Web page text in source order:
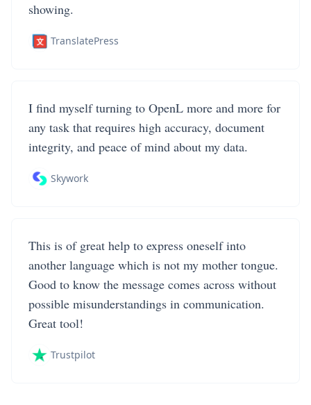
showing.
TranslatePress
I find myself turning to OpenL more and more for
any task that requires high accuracy, document
integrity, and peace of mind about my data.
Skywork
This is of great help to express oneself into
another language which is not my mother tongue.
Good to know the message comes across without
possible misunderstandings in communication.
Great tool!
Trustpilot